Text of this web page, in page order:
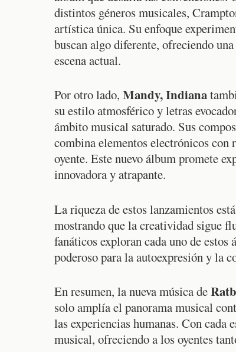
distintos géneros musicales,
artística única. Su enfoque
buscan algo diferente, ofreciendo
escena actual.
Por otro lado, Mandy, Indiana
su estilo atmosférico y letras
ámbito musical saturado. Sus
combina elementos electrónicos con
oyente. Este nuevo álbum promete
innovadora y atrapante.
La riqueza de estos lanzamientos
mostrando que la creatividad sigue
fanáticos exploran cada uno de
poderoso para la autoexpresión y la
En resumen, la nueva música de
solo amplía el panorama musical
las experiencias humanas. Con
musical, ofreciendo a los oyentes